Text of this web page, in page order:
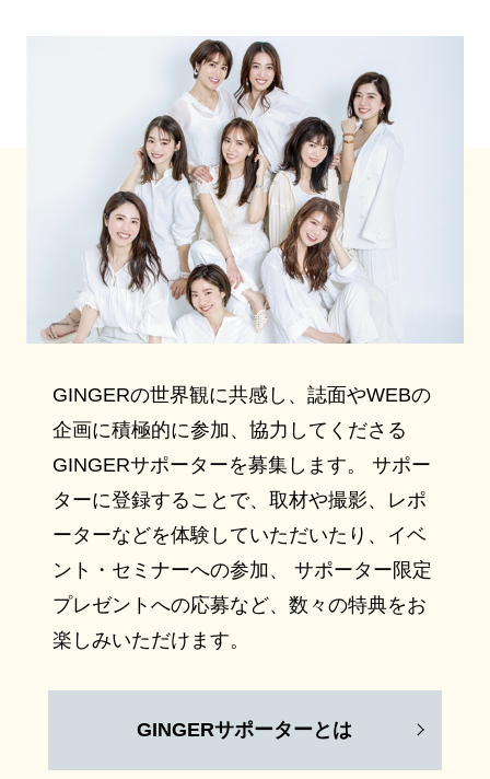
GINGERの世界観に共感し、誌面やWEBの
企画に積極的に参加、協力してくださる
GINGERサポーターを募集します。 サポー
ターに登録することで、取材や撮影、レポ
ーターなどを体験していただいたり、イベ
ント・セミナーへの参加、 サポーター限定
プレゼントへの応募など、数々の特典をお
楽しみいただけます。
GINGERサポーターとは